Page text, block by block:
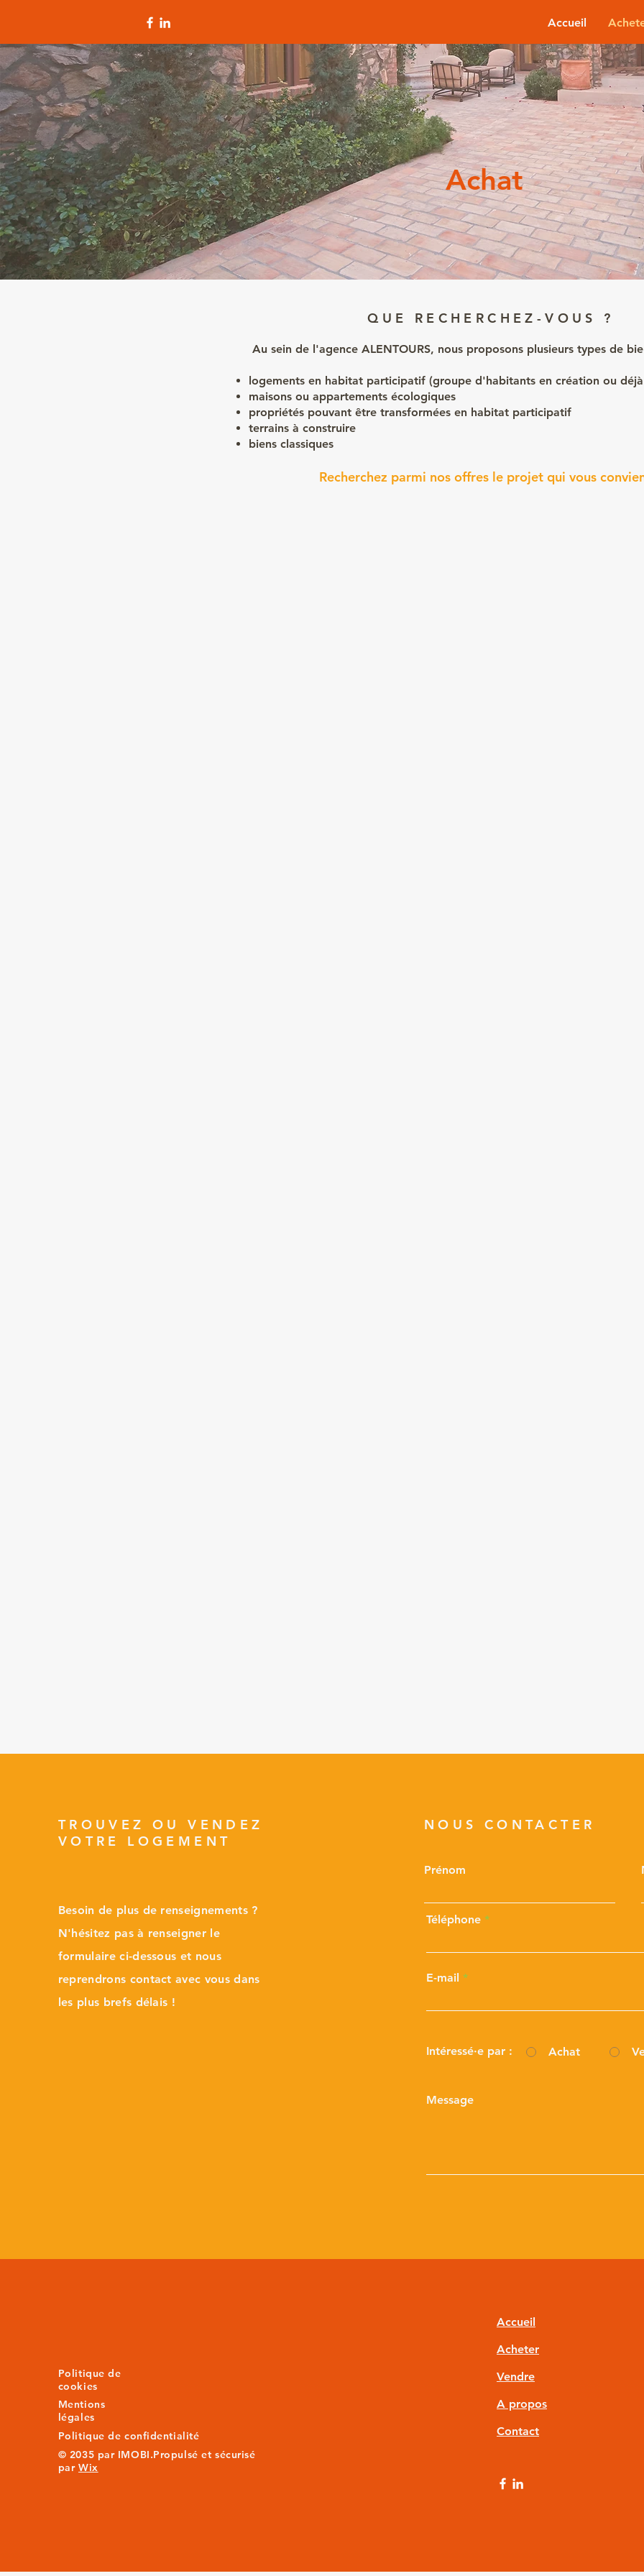
Accueil
Achat
QUE RECHERCHEZ-VOUS ?
Au sein de l'agence ALENTOURS, nous proposons plusieurs types de
logements en habitat participatif (groupe d'habitants en création ou
maisons ou appartements écologiques
propriétés pouvant être transformées en habitat participatif
terrains à construire
biens classiques
Recherchez parmi nos offres le projet qui vous
TROUVEZ OU VENDEZ
VOTRE LOGEMENT
Besoin de plus de renseignements ?
N'hésitez pas à renseigner le
formulaire ci-dessous et nous
reprendrons contact avec vous dans
les plus brefs délais !
NOUS CONTACTER
Prénom
Téléphone
E-mail
Intéressé·e par : Achat
Message
Politique de
cookies
Mentions
légales
Politique de confidentialité
© 2035 par IMOBI.Propulsé et sécurisé
par Wix
Accueil
Acheter
Vendre
A propos
Contact